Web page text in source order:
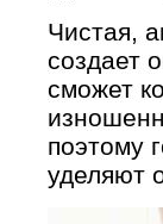
Чистая,
создает
сможет
поэтому
уделяют